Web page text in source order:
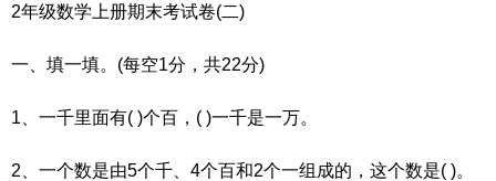
2年级数学上册期末考试卷(二)
一、填一填。(每空1分，共22分)
1、一千里面有( )个百，( )一千是一万。
2、一个数是由5个千、4个百和2个一组成的，这个数是( )。